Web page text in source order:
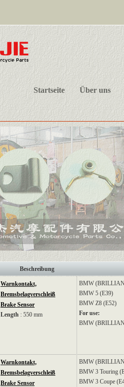
Startseite Über uns
Beschreibung
Warnkontakt,
Bremsbelagverschleiß
Brake Sensor
Length : 550 mm
BMW
BMW 5 (E39)
BMW Z8 (E52)
For use:
BMW
Warnkontakt,
Bremsbelagverschleiß
Brake Sensor
BMW
BMW 3 Touring
BMW 3 Coupe